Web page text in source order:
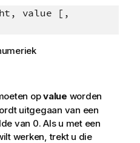
value [,
opvalue worden
uitgegaan van een
van 0. Als u met een
werken, trekt u die